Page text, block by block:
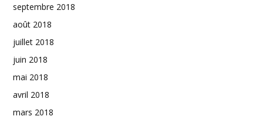
septembre 2018
août 2018
juillet 2018
juin 2018
mai 2018
avril 2018
mars 2018